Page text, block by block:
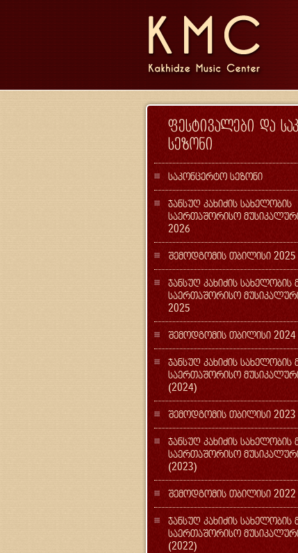
ფესტივალები და
სეზონი
საკონცერტო სეზონი
ჯანსუღ კახიძის სახელობის
საერთაშორისო
2026
შემოდგომის თბილისი 2025
ჯანსუღ კახიძის სახელობის
საერთაშორისო
2025
შემოდგომის თბილისი 2024
ჯანსუღ კახიძის სახელობის
საერთაშორისო
(2024)
შემოდგომის თბილისი 2023
ჯანსუღ კახიძის სახელობის
საერთაშორისო
(2023)
შემოდგომის თბილისი 2022
ჯანსუღ კახიძის სახელობის
საერთაშორისო
(2022)